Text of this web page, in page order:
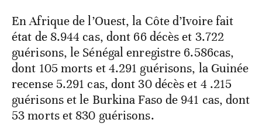
En Afrique de l’Ouest, la Côte d’Ivoire fait
état de 8.944 cas, dont 66 décès et 3.722
guérisons, le Sénégal enregistre 6.586cas,
dont 105 morts et 4.291 guérisons, la Guinée
recense 5.291 cas, dont 30 décès et 4 .215
guérisons et le Burkina Faso de 941 cas, dont
53 morts et 830 guérisons.